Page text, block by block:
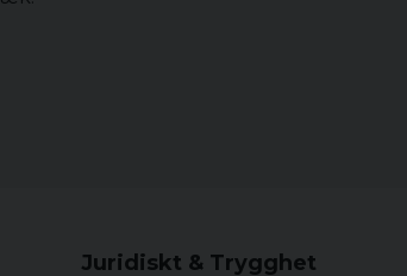
Juridiskt & Trygghet